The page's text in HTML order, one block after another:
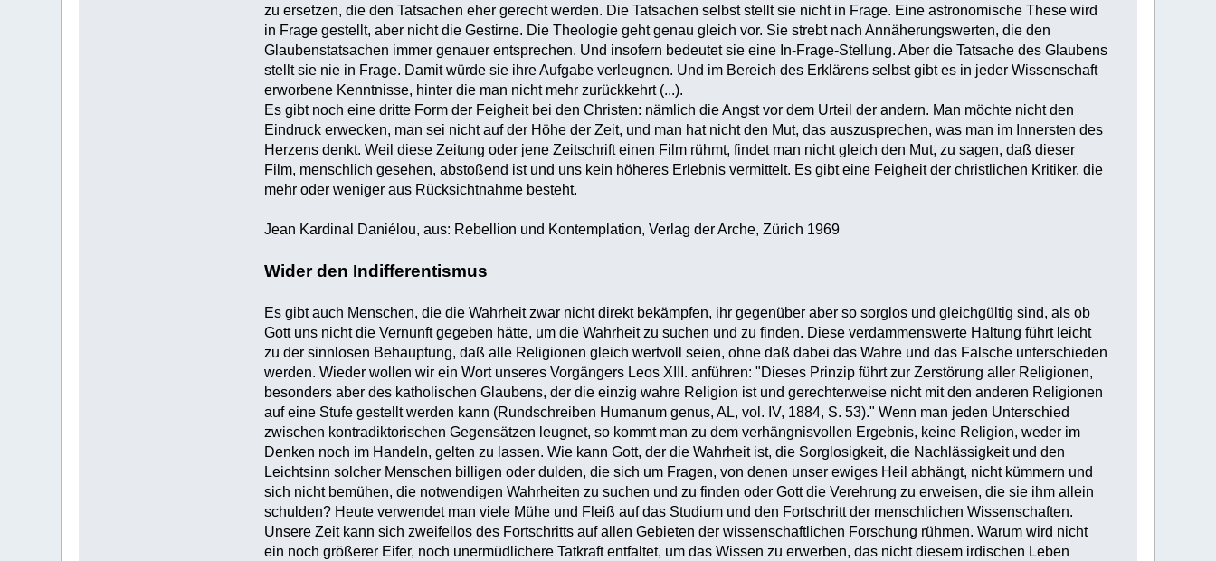
zu ersetzen, die den Tatsachen eher gerecht werden. Die Tatsachen selbst stellt sie nicht in Frage. Eine astronomische These wird
in Frage gestellt, aber nicht die Gestirne. Die Theologie geht genau gleich vor. Sie strebt nach Annäherungswerten, die den
Glaubenstatsachen immer genauer entsprechen. Und insofern bedeutet sie eine In-Frage-Stellung. Aber die Tatsache des Glaubens
stellt sie nie in Frage. Damit würde sie ihre Aufgabe verleugnen. Und im Bereich des Erklärens selbst gibt es in jeder Wissenschaft
erworbene Kenntnisse, hinter die man nicht mehr zurückkehrt (...).
Es gibt noch eine dritte Form der Feigheit bei den Christen: nämlich die Angst vor dem Urteil der andern. Man möchte nicht den
Eindruck erwecken, man sei nicht auf der Höhe der Zeit, und man hat nicht den Mut, das auszusprechen, was man im Innersten des
Herzens denkt. Weil diese Zeitung oder jene Zeitschrift einen Film rühmt, findet man nicht gleich den Mut, zu sagen, daß dieser
Film, menschlich gesehen, abstoßend ist und uns kein höheres Erlebnis vermittelt. Es gibt eine Feigheit der christlichen Kritiker, die
mehr oder weniger aus Rücksichtnahme besteht.
Jean Kardinal Daniélou, aus: Rebellion und Kontemplation, Verlag der Arche, Zürich 1969
Wider den Indifferentismus
Es gibt auch Menschen, die die Wahrheit zwar nicht direkt bekämpfen, ihr gegenüber aber so sorglos und gleichgültig sind, als ob
Gott uns nicht die Vernunft gegeben hätte, um die Wahrheit zu suchen und zu finden. Diese verdammenswerte Haltung führt leicht
zu der sinnlosen Behauptung, daß alle Religionen gleich wertvoll seien, ohne daß dabei das Wahre und das Falsche unterschieden
werden. Wieder wollen wir ein Wort unseres Vorgängers Leos XIII. anführen: "Dieses Prinzip führt zur Zerstörung aller Religionen,
besonders aber des katholischen Glaubens, der die einzig wahre Religion ist und gerechterweise nicht mit den anderen Religionen
auf eine Stufe gestellt werden kann (Rundschreiben Humanum genus, AL, vol. IV, 1884, S. 53)." Wenn man jeden Unterschied
zwischen kontradiktorischen Gegensätzen leugnet, so kommt man zu dem verhängnisvollen Ergebnis, keine Religion, weder im
Denken noch im Handeln, gelten zu lassen. Wie kann Gott, der die Wahrheit ist, die Sorglosigkeit, die Nachlässigkeit und den
Leichtsinn solcher Menschen billigen oder dulden, die sich um Fragen, von denen unser ewiges Heil abhängt, nicht kümmern und
sich nicht bemühen, die notwendigen Wahrheiten zu suchen und zu finden oder Gott die Verehrung zu erweisen, die sie ihm allein
schulden? Heute verwendet man viele Mühe und Fleiß auf das Studium und den Fortschritt der menschlichen Wissenschaften.
Unsere Zeit kann sich zweifellos des Fortschritts auf allen Gebieten der wissenschaftlichen Forschung rühmen. Warum wird nicht
ein noch größerer Eifer, noch unermüdlichere Tatkraft entfaltet, um das Wissen zu erwerben, das nicht diesem irdischen Leben